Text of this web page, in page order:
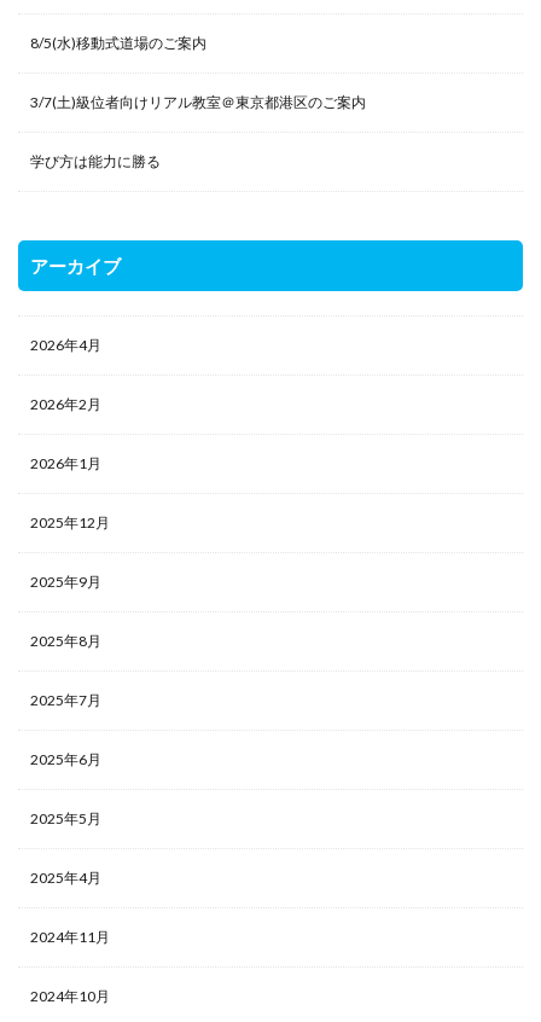
8/5(水)移動式道場のご案内
3/7(土)級位者向けリアル教室＠東京都港区のご案内
学び方は能力に勝る
アーカイブ
2026年4月
2026年2月
2026年1月
2025年12月
2025年9月
2025年8月
2025年7月
2025年6月
2025年5月
2025年4月
2024年11月
2024年10月